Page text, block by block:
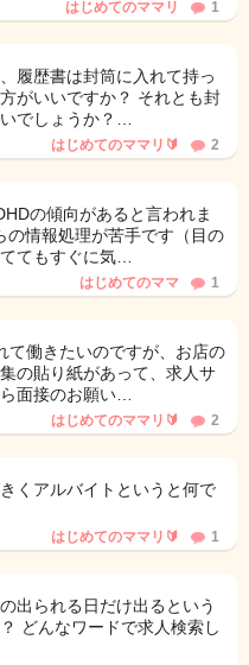
はじめてのママリ 1
履歴書は封筒に入れて持っ
がいいですか？ それとも封
でしょうか？…
はじめてのママリ🔰 2
の傾向があると言われま
の情報処理が苦手です（目の
てもすぐに気…
はじめてのママ 1
て働きたいのですが、お店の
の貼り紙があって、求人サ
面接のお願い…
はじめてのママリ🔰 2
くアルバイトというと何で
はじめてのママリ🔰 1
出られる日だけ出るという
どんなワードで求人検索し